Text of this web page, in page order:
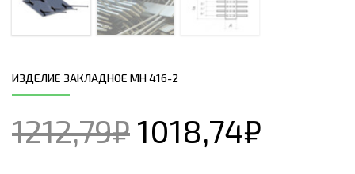
ИЗДЕЛИЕ ЗАКЛАДНОЕ МН 416-2
1212,79₽ 1018,74₽